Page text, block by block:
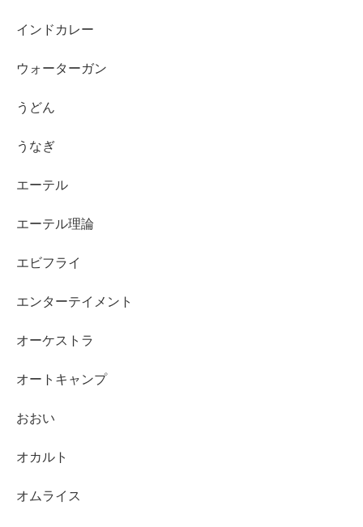
インドカレー
ウォーターガン
うどん
うなぎ
エーテル
エーテル理論
エビフライ
エンターテイメント
オーケストラ
オートキャンプ
おおい
オカルト
オムライス